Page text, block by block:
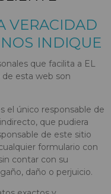
VERACIDAD
INDIQUE
que facilita a EL
esta web son
el único responsable de
que pudiera
de este sitio
formulario con
contar con su
daño o perjuicio.